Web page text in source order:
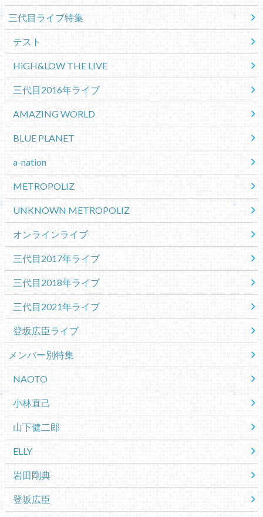
三代目ライブ特集
テスト
HiGH&LOW THE LIVE
三代目2016年ライブ
AMAZING WORLD
BLUE PLANET
a-nation
METROPOLIZ
UNKNOWN METROPOLIZ
オンラインライブ
三代目2017年ライブ
三代目2018年ライブ
三代目2021年ライブ
登坂広臣ライブ
メンバー別特集
NAOTO
小林直己
山下健二郎
ELLY
岩田剛典
登坂広臣